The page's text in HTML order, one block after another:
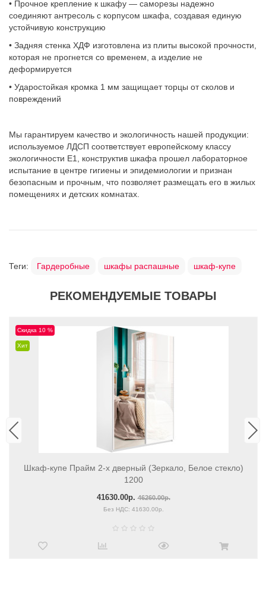
• Прочное крепление к шкафу — саморезы надежно
соединяют антресоль с корпусом шкафа, создавая единую
устойчивую конструкцию
• Задняя стенка ХДФ изготовлена из плиты высокой прочности,
которая не прогнется со временем, а изделие не
деформируется
• Ударостойкая кромка 1 мм защищает торцы от сколов и
повреждений
Мы гарантируем качество и экологичность нашей продукции:
используемое ЛДСП соответствует европейскому классу
экологичности Е1, конструктив шкафа прошел лабораторное
испытание в центре гигиены и эпидемиологии и признан
безопасным и прочным, что позволяет размещать его в жилых
помещениях и детских комнатах.
Теги: Гардеробные шкафы распашные шкаф-купе
РЕКОМЕНДУЕМЫЕ ТОВАРЫ
Скидка 10 %
Хит
Шкаф-купе Прайм 2-х дверный (Зеркало, Белое стекло)
1200
41630.00р. 46260.00р.
Без НДС: 41630.00р.